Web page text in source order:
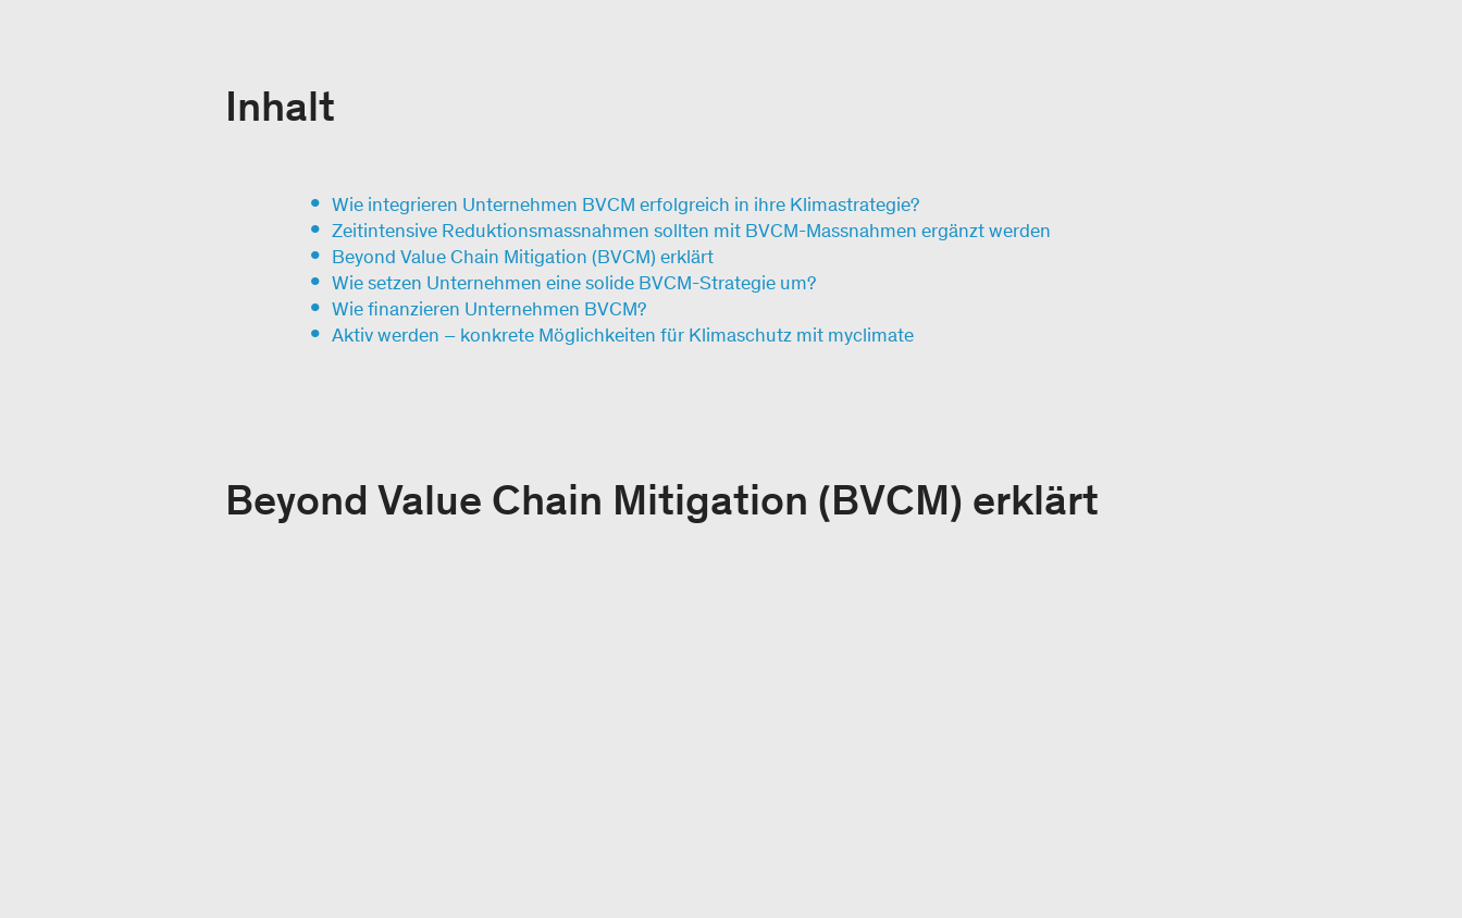
Inhalt
Wie integrieren Unternehmen BVCM erfolgreich in ihre Klimastrategie?
Zeitintensive Reduktionsmassnahmen sollten mit BVCM-Massnahmen ergänzt werden
Beyond Value Chain Mitigation (BVCM) erklärt
Wie setzen Unternehmen eine solide BVCM-Strategie um?
Wie finanzieren Unternehmen BVCM?
Aktiv werden – konkrete Möglichkeiten für Klimaschutz mit myclimate
Beyond Value Chain Mitigation (BVCM) erklärt